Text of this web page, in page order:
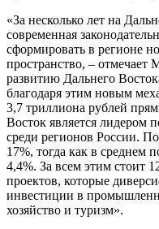
«За несколько лет на
современная
сформировать в регионе
пространство, –
развитию Дальнего
благодаря этим новым
3,7 триллиона рублей
Восток является лидером
среди регионов России.
17%, тогда как в среднем
4,4%. За всем этим стоит
проектов, которые
инвестиции в
хозяйство и туризм».